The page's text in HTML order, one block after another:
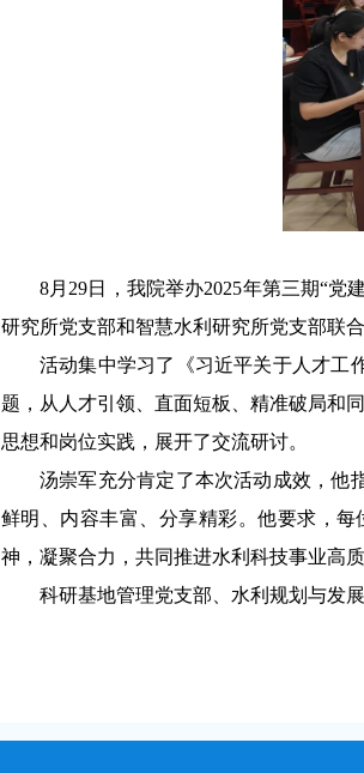
8月 29日，我院举办2025年第三期“党
研究所党支部和智慧水利研究所党支部联
活动集中学习了
《习近平关于人才工
题 ， 从人才引领、直面短板、精准破局和
思想和岗位实践 ， 展开了交流研讨。
汤崇军充分肯定了本次活动成效 ，他
鲜明、内容丰富、分享精彩。他要求 ， 每
神， 凝聚合力， 共同推进水利 科技事业高
科研基地管理党支部、水利规划与发